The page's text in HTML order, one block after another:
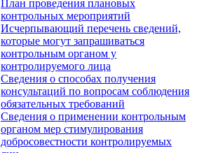
План проведения плановых
контрольных мероприятий
Исчерпывающий перечень сведений,
которые могут запрашиваться
контрольным органом у
контролируемого лица
Сведения о способах получения
консультаций по вопросам соблюдения
обязательных требований
Сведения о применении контрольным
органом мер стимулирования
добросовестности контролируемых